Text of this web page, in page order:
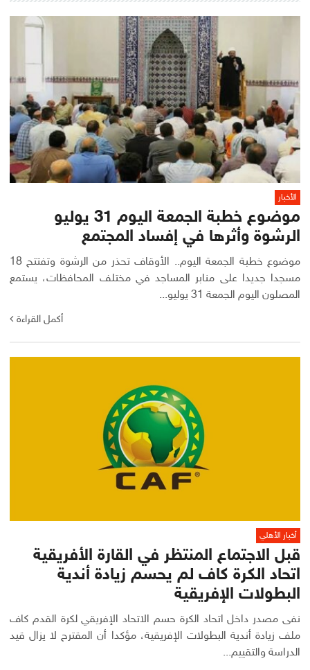
الأخبار
موضوع خطبة الجمعة اليوم 31 يوليو
الرشوة وأثرها في إفساد المجتمع
موضوع خطبة الجمعة اليوم.. الأوقاف تحذر من الرشوة وتفتتح 18
مسجدا جديدا على منابر المساجد في مختلف المحافظات، يستمع
المصلون اليوم الجمعة 31 يوليو...
أكمل القراءة
أخبار الأهلي
قبل الاجتماع المنتظر في القارة الأفريقية
اتحاد الكرة كاف لم يحسم زيادة أندية
البطولات الإفريقية
نفى مصدر داخل اتحاد الكرة حسم الاتحاد الإفريقي لكرة القدم كاف
ملف زيادة أندية البطولات الإفريقية، مؤكدا أن المقترح لا يزال قيد
الدراسة والتقييم...